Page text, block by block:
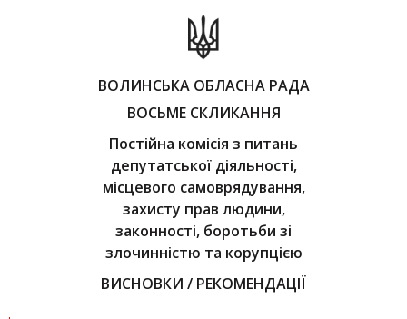
ВОЛИНСЬКА ОБЛАСНА РАДА
ВОСЬМЕ СКЛИКАННЯ
Постійна комісія з питань
депутатської діяльності,
місцевого самоврядування,
захисту прав людини,
законності, боротьби зі
злочинністю та корупцією
ВИСНОВКИ / РЕКОМЕНДАЦІЇ